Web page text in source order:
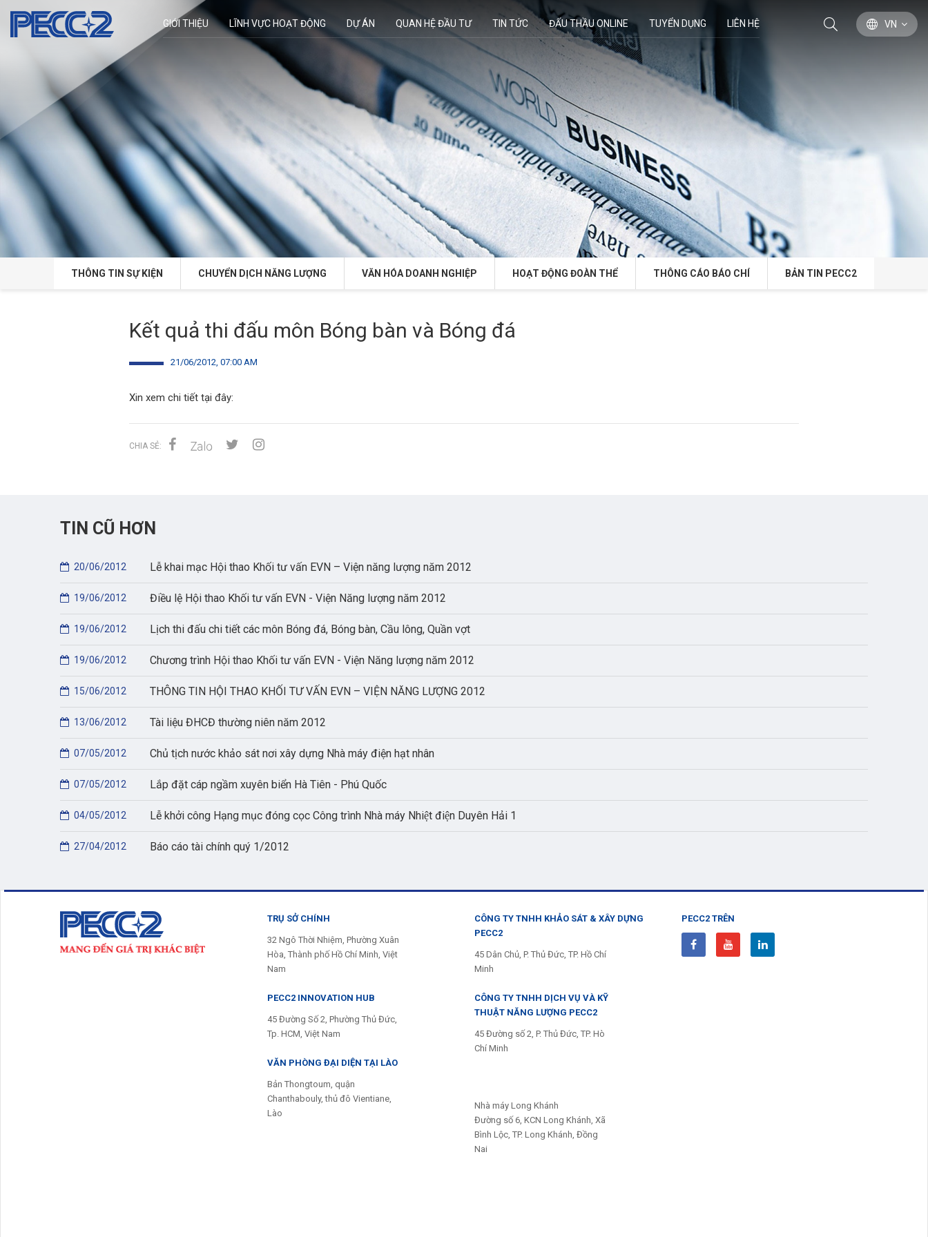
GIỚI THIỆU LĨNH VỰC HOẠT ĐỘNG DỰ ÁN QUAN HỆ ĐẦU TƯ TIN TỨC ĐẤU THẦU ONLINE TUYỂN DỤNG LIÊN HỆ VN
THÔNG TIN SỰ KIỆN CHUYỂN DỊCH NĂNG LƯỢNG VĂN HÓA DOANH NGHIỆP HOẠT ĐỘNG ĐOÀN THỂ THÔNG CÁO BÁO CHÍ BẢN TIN PECC2
Kết quả thi đấu môn Bóng bàn và Bóng đá
21/06/2012, 07:00 AM
Xin xem chi tiết tại đây:
CHIA SẺ:
TIN CŨ HƠN
Lễ khai mạc Hội thao Khối tư vấn EVN – Viện năng lượng năm 2012
20/06/2012
Điều lệ Hội thao Khối tư vấn EVN - Viện Năng lượng năm 2012
19/06/2012
Lịch thi đấu chi tiết các môn Bóng đá, Bóng bàn, Cầu lông, Quần vợt
19/06/2012
Chương trình Hội thao Khối tư vấn EVN - Viện Năng lượng năm 2012
19/06/2012
THÔNG TIN HỘI THAO KHỐI TƯ VẤN EVN – VIỆN NĂNG LƯỢNG 2012
15/06/2012
Tài liệu ĐHCĐ thường niên năm 2012
13/06/2012
Chủ tịch nước khảo sát nơi xây dựng Nhà máy điện hạt nhân
07/05/2012
Lắp đặt cáp ngầm xuyên biển Hà Tiên - Phú Quốc
07/05/2012
Lễ khởi công Hạng mục đóng cọc Công trình Nhà máy Nhiệt điện Duyên Hải 1
04/05/2012
Báo cáo tài chính quý 1/2012
27/04/2012
TRỤ SỞ CHÍNH
32 Ngô Thời Nhiệm, Phường Xuân
Hòa, Thành phố Hồ Chí Minh, Việt
Nam
PECC2 INNOVATION HUB
45 Đường Số 2, Phường Thủ Đức,
Tp. HCM, Việt Nam
VĂN PHÒNG ĐẠI DIỆN TẠI LÀO
Bản Thongtoum, quận
Chanthabouly, thủ đô Vientiane,
Lào
CÔNG TY TNHH KHẢO SÁT & XÂY DỰNG
PECC2
45 Dân Chủ, P. Thủ Đức, TP. Hồ Chí
Minh
CÔNG TY TNHH DỊCH VỤ VÀ KỸ
THUẬT NĂNG LƯỢNG PECC2
45 Đường số 2, P. Thủ Đức, TP. Hò
Chí Minh
Nhà máy Long Khánh
Đường số 6, KCN Long Khánh, Xã
Bình Lộc, TP. Long Khánh, Đồng
Nai
PECC2 TRÊN